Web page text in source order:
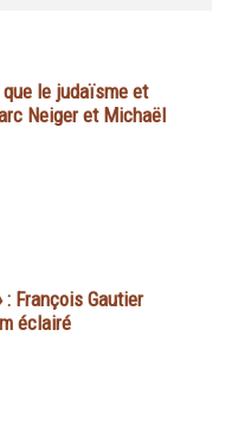
le judaïsme et
Neiger et Michaël
: François Gautier
éclairé